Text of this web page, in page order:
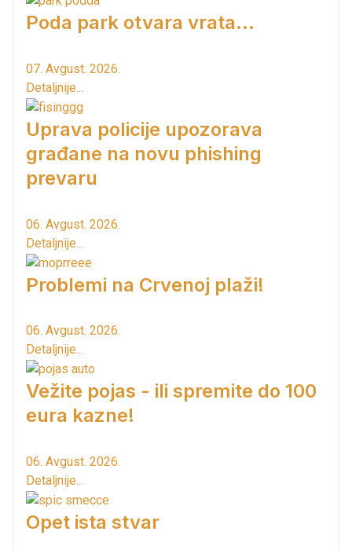
Poda park otvara vrata...
07. Avgust. 2026.
Detaljnije...
Uprava policije upozorava
građane na novu phishing
prevaru
06. Avgust. 2026.
Detaljnije...
Problemi na Crvenoj plaži!
06. Avgust. 2026.
Detaljnije...
Vežite pojas - ili spremite do 100
eura kazne!
06. Avgust. 2026.
Detaljnije...
Opet ista stvar